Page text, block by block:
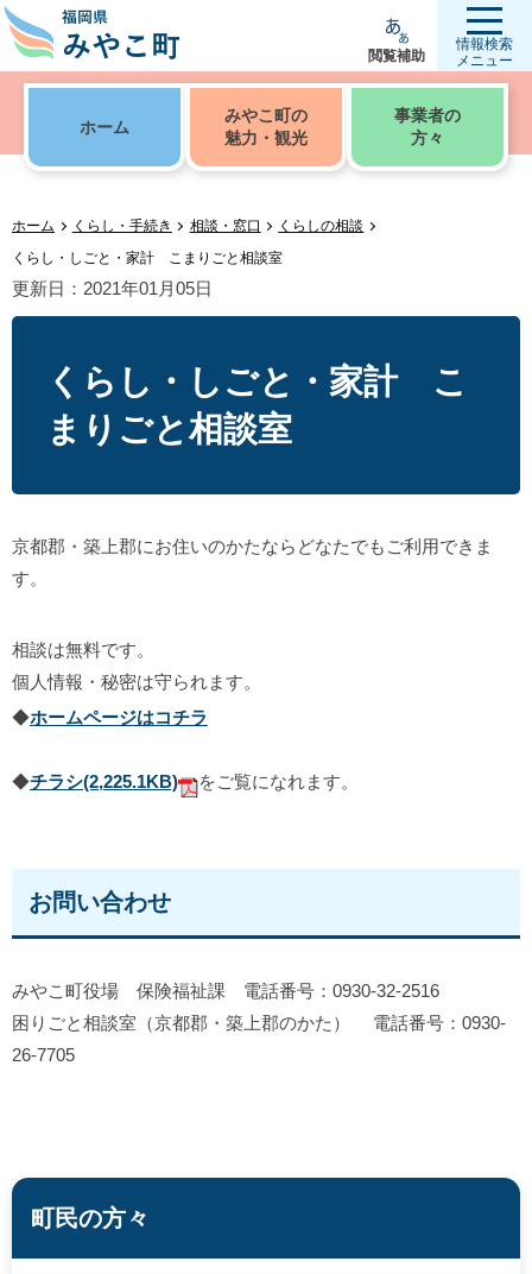
閲覧補助
情報検索
メニュー
ホーム
みやこ町の
魅力・観光
事業者の
方々
ホーム くらし・手続き 相談・窓口
くらしの相談
くらし・しごと・家計 こまりごと相談室
更新日：2021年01月05日
くらし・しごと・家計 こ
まりごと相談室
京都郡・築上郡にお住いのかたならどなたでもご利用できま
す。
相談は無料です。
個人情報・秘密は守られます。
◆ホームページはコチラ
◆チラシ(2,225.1KB) をご覧になれます。
お問い合わせ
みやこ町役場 保険福祉課 電話番号：0930-32-2516
困りごと相談室（京都郡・築上郡のかた） 電話番号：0930-
26-7705
町民の方々